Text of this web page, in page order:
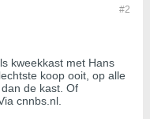
#2
kweekkast met Hans
koop ooit, op alle
de kast. Of
cnnbs.nl.